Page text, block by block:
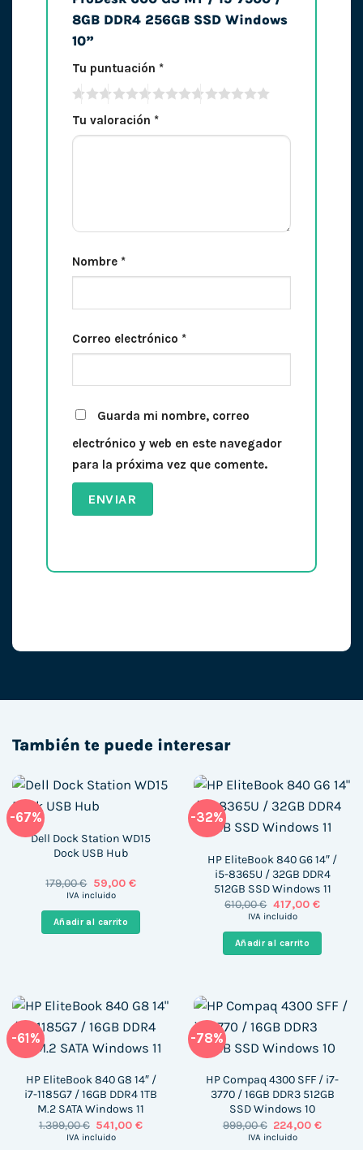
8GB DDR4 256GB SSD Windows
10”
Tu puntuación *
Tu valoración *
Nombre *
Correo electrónico *
Guarda mi nombre, correo
electrónico y web en este navegador
para la próxima vez que comente.
También te puede interesar
-67%
Dell Dock Station WD15
Dock USB Hub
179,00€ El
precio
era:
179,00 €.
59,00 €El
es:
IVA incluido
Añadir al carrito
-32%
HP EliteBook 840 G6 14″ /
i5-8365U / 32GB DDR4
512GB SSD Windows 11
610,00€ El
precio
era:
610,00 €.
417,00 €El
es:
IVA incluido
Añadir al carrito
-61%
HP EliteBook 840 G8 14″ /
i7-1185G7 / 16GB DDR4 1TB
M.2 SATA Windows 11
1.399,00€ El
precio
541,00€El
IVA incluido
-78%
HP Compaq 4300 SFF / i7-
3770 / 16GB DDR3 512GB
SSD Windows 10
999,00€ El
precio
224,00€El
IVA incluido